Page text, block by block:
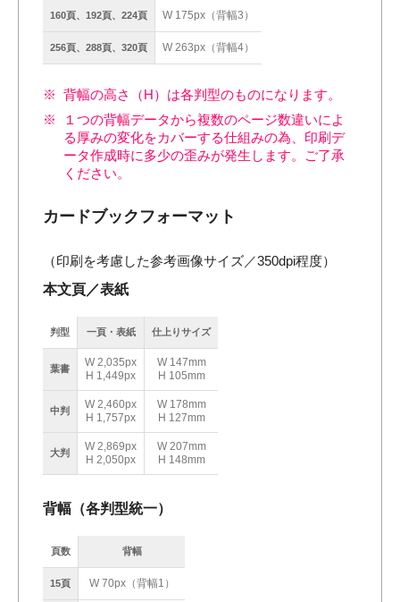
160頁、192頁、224頁 W 175px（背幅3）
256頁、288頁、320頁 W 263px（背幅4）
背幅の高さ（H）は各判型のものになります。
１つの背幅データから複数のページ数違いによ
る厚みの変化をカバーする仕組みの為、印刷デ
ータ作成時に多少の歪みが発生します。ご了承
ください。
カードブックフォーマット
（印刷を考慮した参考画像サイズ／350dpi程度）
本文頁／表紙
判型 一頁・表紙 仕上りサイズ
葉書
W 2,035px
H 1,449px
W 147mm
H 105mm
中判
W 2,460px
H 1,757px
W 178mm
H 127mm
大判
W 2,869px
H 2,050px
W 207mm
H 148mm
背幅（各判型統一）
頁数 背幅
15頁 W 70px（背幅1）